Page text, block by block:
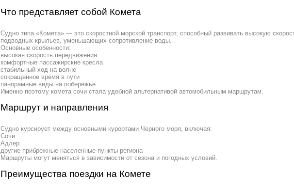
Что представляет собой Комета
Судно типа «Комета» — это скоростной морской транспорт, способный развивать высокую
подводных крыльев, уменьшающих сопротивление воды.
Основные особенности:
высокая скорость передвижения
комфортные пассажирские кресла
стабильный ход на волне
сокращенное время в пути
панорамные виды на побережье
Именно поэтому комета сочи стала удобной альтернативой автомобильным маршрутам.
Маршрут и направления
Судно курсирует между основными курортами Черного моря, включая:
Сочи
Адлер
другие прибрежные населенные пункты региона
Маршруты могут меняться в зависимости от сезона и погодных условий.
Преимущества поездки на Комете